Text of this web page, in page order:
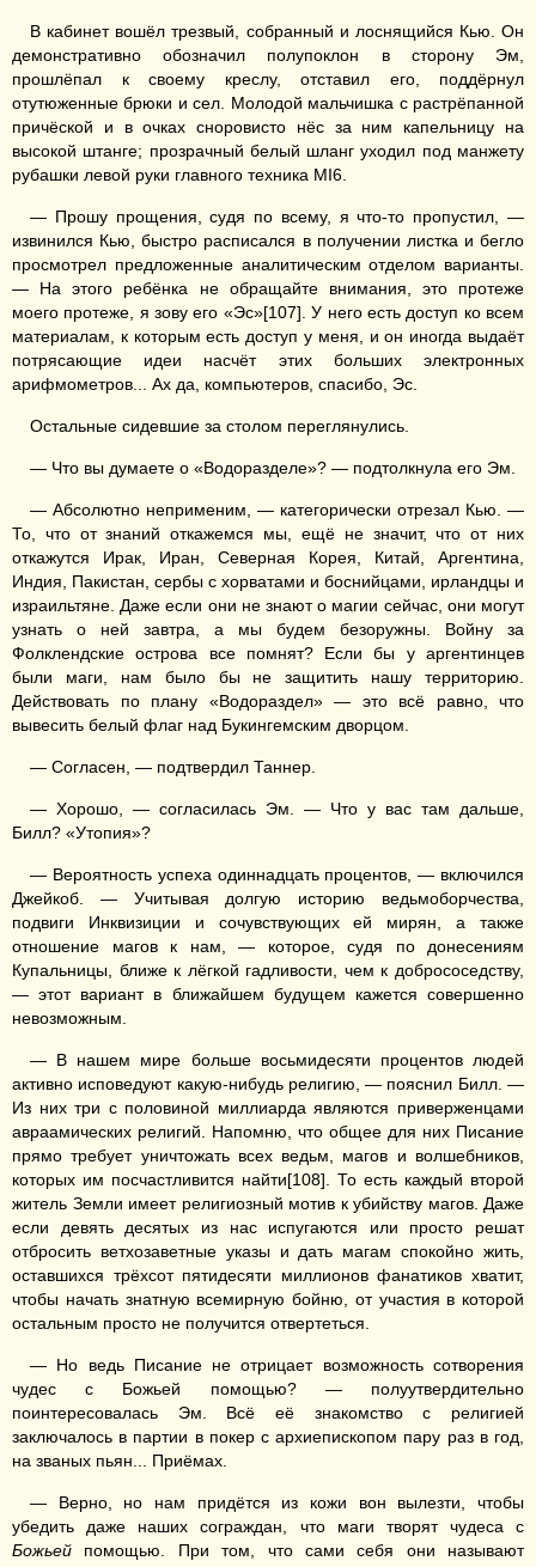
В кабинет вошёл трезвый, собранный и лоснящийся Кью. Он
демонстративно обозначил полупоклон в сторону Эм,
прошлёпал к своему креслу, отставил его, поддёрнул
отутюженные брюки и сел. Молодой мальчишка с растрёпанной
причёской и в очках сноровисто нёс за ним капельницу на
высокой штанге; прозрачный белый шланг уходил под манжету
рубашки левой руки главного техника MI6.
— Прошу прощения, судя по всему, я что-то пропустил, —
извинился Кью, быстро расписался в получении листка и бегло
просмотрел предложенные аналитическим отделом варианты.
— На этого ребёнка не обращайте внимания, это протеже
моего протеже, я зову его «Эс»[107]. У него есть доступ ко всем
материалам, к которым есть доступ у меня, и он иногда выдаёт
потрясающие идеи насчёт этих больших электронных
арифмометров... Ах да, компьютеров, спасибо, Эс.
Остальные сидевшие за столом переглянулись.
— Что вы думаете о «Водоразделе»? — подтолкнула его Эм.
— Абсолютно неприменим, — категорически отрезал Кью. —
То, что от знаний откажемся мы, ещё не значит, что от них
откажутся Ирак, Иран, Северная Корея, Китай, Аргентина,
Индия, Пакистан, сербы с хорватами и боснийцами, ирландцы и
израильтяне. Даже если они не знают о магии сейчас, они могут
узнать о ней завтра, а мы будем безоружны. Войну за
Фолклендские острова все помнят? Если бы у аргентинцев
были маги, нам было бы не защитить нашу территорию.
Действовать по плану «Водораздел» — это всё равно, что
вывесить белый флаг над Букингемским дворцом.
— Согласен, — подтвердил Таннер.
— Хорошо, — согласилась Эм. — Что у вас там дальше,
Билл? «Утопия»?
— Вероятность успеха одиннадцать процентов, — включился
Джейкоб. — Учитывая долгую историю ведьмоборчества,
подвиги Инквизиции и сочувствующих ей мирян, а также
отношение магов к нам, — которое, судя по донесениям
Купальницы, ближе к лёгкой гадливости, чем к добрососедству,
— этот вариант в ближайшем будущем кажется совершенно
невозможным.
— В нашем мире больше восьмидесяти процентов людей
активно исповедуют какую-нибудь религию, — пояснил Билл. —
Из них три с половиной миллиарда являются приверженцами
авраамических религий. Напомню, что общее для них Писание
прямо требует уничтожать всех ведьм, магов и волшебников,
которых им посчастливится найти[108]. То есть каждый второй
житель Земли имеет религиозный мотив к убийству магов. Даже
если девять десятых из нас испугаются или просто решат
отбросить ветхозаветные указы и дать магам спокойно жить,
оставшихся трёхсот пятидесяти миллионов фанатиков хватит,
чтобы начать знатную всемирную бойню, от участия в которой
остальным просто не получится отвертеться.
— Но ведь Писание не отрицает возможность сотворения
чудес с Божьей помощью? — полуутвердительно
поинтересовалась Эм. Всё её знакомство с религией
заключалось в партии в покер с архиепископом пару раз в год,
на званых пьян... Приёмах.
— Верно, но нам придётся из кожи вон вылезти, чтобы
убедить даже наших сограждан, что маги творят чудеса с
Божьей помощью. При том, что сами себя они называют